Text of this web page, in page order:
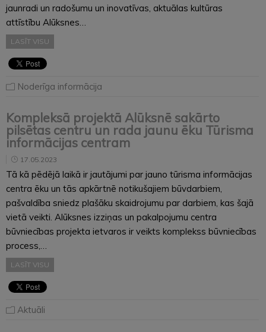
jaunradi un radošumu un inovatīvas, aktuālas kultūras
attīstību Alūksnes…
LASĪT VISU
Noderīga informācija
Kompleksā projektā Alūksnē sakārto
pilsētas centru un rada jaunu ēku Tūrisma
informācijas centram
17.05.2023
Tā kā pēdējā laikā ir jautājumi par jauno tūrisma informācijas
centra ēku un tās apkārtnē notikušajiem būvdarbiem,
pašvaldība sniedz plašāku skaidrojumu par darbiem, kas šajā
vietā veikti. Alūksnes izziņas un pakalpojumu centra
būvniecības projekta ietvaros ir veikts komplekss būvniecības
process,…
LASĪT VISU
Aktuāli